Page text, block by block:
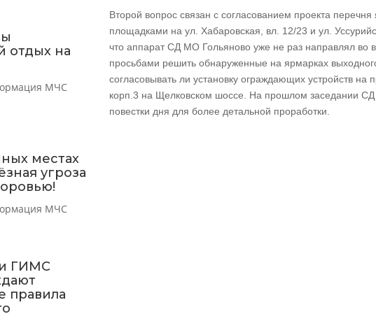
отдых на
МЧС
местах
угроза
МЧС
ГИМС
правила
Второй вопрос связан с согласованием проекта
площадками на ул. Хабаровская, вл. 12/23 и ул.
что аппарат СД МО Гольяново уже не раз направлял во
просьбами решить обнаруженные на ярмарках
согласовывать ли установку ограждающих устройств
корп.3 на Щелковском шоссе. На прошлом заседании
повестки дня для более детальной проработки.